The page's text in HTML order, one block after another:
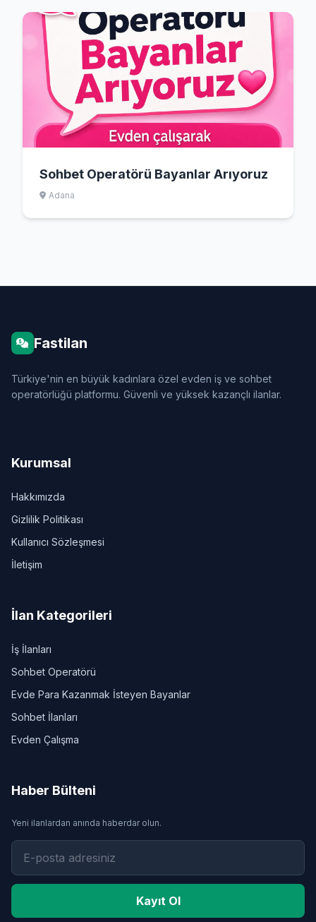
Sohbet Operatörü Bayanlar Arıyoruz
Adana
Fastilan
Türkiye'nin en büyük kadınlara özel evden iş ve sohbet
operatörlüğü platformu. Güvenli ve yüksek kazançlı ilanlar.
Kurumsal
Hakkımızda
Gizlilik Politikası
Kullanıcı Sözleşmesi
İletişim
İlan Kategorileri
İş İlanları
Sohbet Operatörü
Evde Para Kazanmak İsteyen Bayanlar
Sohbet İlanları
Evden Çalışma
Haber Bülteni
Yeni ilanlardan anında haberdar olun.
Kayıt Ol